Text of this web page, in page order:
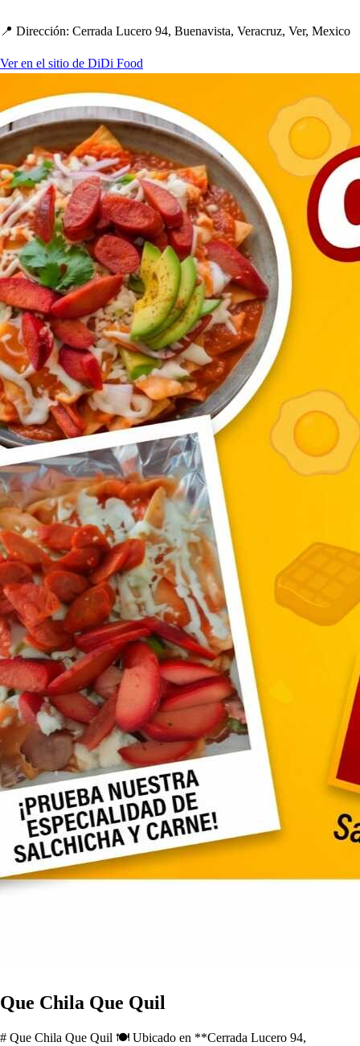
📍 Dirección: Cerrada Lucero 94, Buenavista, Veracruz, Ver, Mexico
Ver en el sitio de DiDi Food
Que Chila Que Quil
# Que Chila Que Quil 🍽️ Ubicado en **Cerrada Lucero 94,